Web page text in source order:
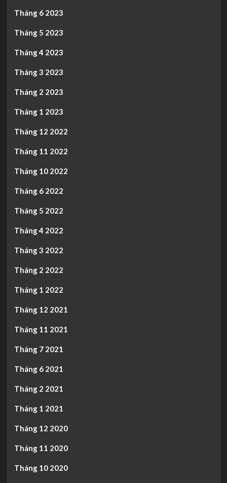
Tháng 6 2023
Tháng 5 2023
Tháng 4 2023
Tháng 3 2023
Tháng 2 2023
Tháng 1 2023
Tháng 12 2022
Tháng 11 2022
Tháng 10 2022
Tháng 6 2022
Tháng 5 2022
Tháng 4 2022
Tháng 3 2022
Tháng 2 2022
Tháng 1 2022
Tháng 12 2021
Tháng 11 2021
Tháng 7 2021
Tháng 6 2021
Tháng 2 2021
Tháng 1 2021
Tháng 12 2020
Tháng 11 2020
Tháng 10 2020